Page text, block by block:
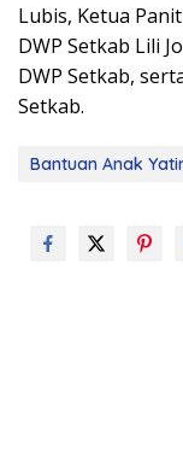
Lubis, Ketua
DWP Setkab Lili
DWP Setkab,
Setkab.
Bantuan Anak